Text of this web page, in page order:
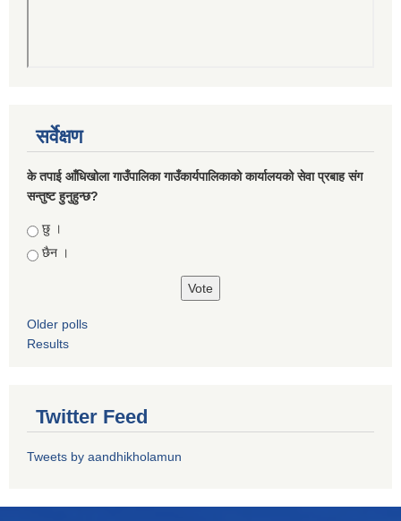
सर्वेक्षण
के तपाई आँधिखोला गाउँपालिका गाउँकार्यपालिकाको कार्यालयको सेवा प्रबाह संग
सन्तुष्ट हुनुहुन्छ?
Choices
छु ।
छैन ।
Older polls
Results
Twitter Feed
Tweets by aandhikholamun